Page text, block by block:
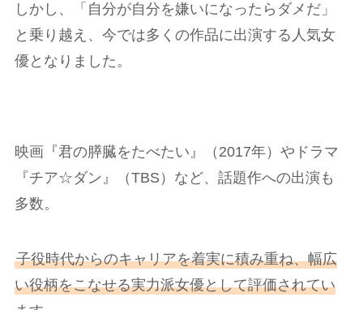
しかし、「自分が自分を嫌いになったらダメだ」
と乗り越え、今では多くの作品に出演する人気女
優となりました。
映画『君の膵臓をたべたい』（2017年）やドラマ
『チア☆ダン』（TBS）など、話題作への出演も
多数。
子役時代からのキャリアを着実に積み重ね、幅広
い役柄をこなせる実力派女優として評価されてい